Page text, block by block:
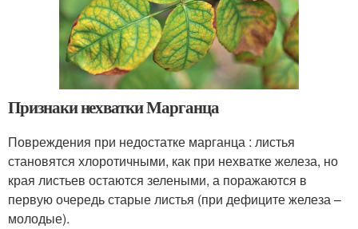
Признаки нехватки Марганца
Повреждения при недостатке марганца : листья
становятся хлоротичными, как при нехватке железа, но
края листьев остаются зелеными, а поражаются в
первую очередь старые листья (при дефиците железа –
молодые).